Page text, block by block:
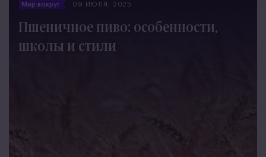
Мир вокруг 09 ИЮЛЯ, 2025
Пшеничное пиво: особенности,
школы и стили